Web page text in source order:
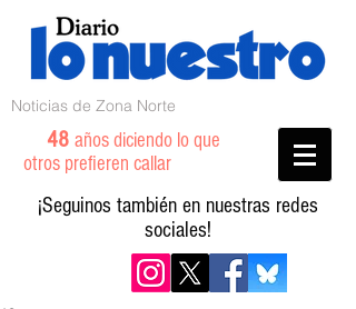
Noticias de Zona Norte
48 años diciendo lo que
otros prefieren callar
¡Seguinos también en nuestras redes
sociales!